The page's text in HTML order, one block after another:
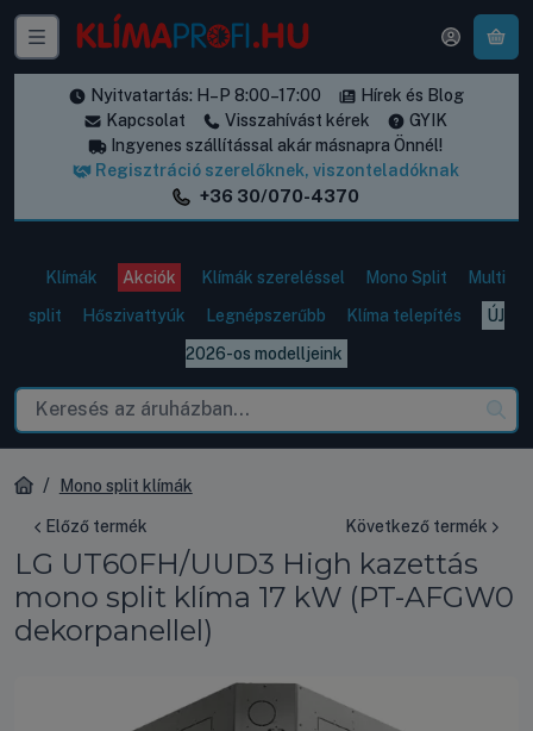
Nyitvatartás: H–P 8:00–17:00
Hírek és Blog
Kapcsolat
Visszahívást kérek
GYIK
Ingyenes szállítással akár másnapra Önnél!
Regisztráció szerelőknek, viszonteladóknak
+36 30/070-4370
Klímák Akciók Klímák szereléssel Mono Split
Multi
split
Hőszivattyúk Legnépszerűbb Klíma telepítés
ÚJ
2026-os modelljeink
Mono split klímák
Előző termék Következő termék
LG UT60FH/UUD3 High kazettás
mono split klíma 17 kW (PT-AFGW0
dekorpanellel)